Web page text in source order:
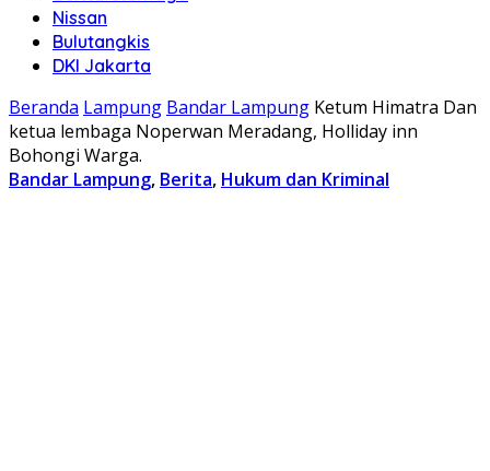
Nissan
Bulutangkis
DKI Jakarta
Beranda Lampung Bandar Lampung Ketum Himatra Dan
ketua lembaga Noperwan Meradang, Holliday inn
Bohongi Warga.
Bandar Lampung, Berita, Hukum dan Kriminal